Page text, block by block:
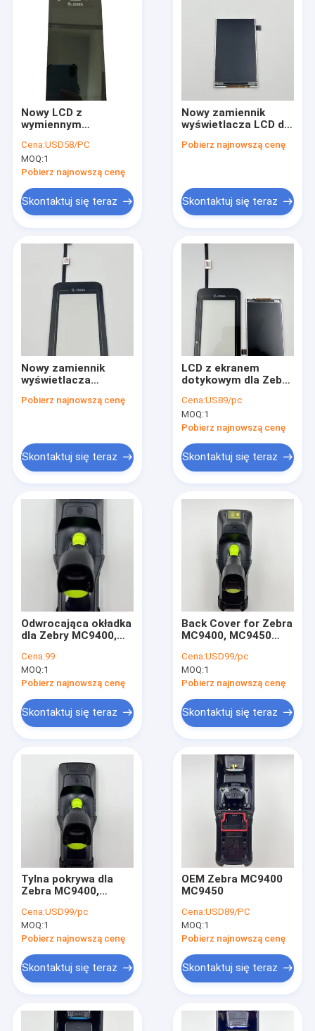
Produkty
O nas
Wycieczka po fabryce
Kontrola jakości
Poprosić o wycenę
Komputer mobilny Zebra
Honeywell Mobilny Komputer
Datalogic
Drukarki ZEBRA
Karty graficzne
Głowa drukarka
Komputery
Nowy LCD z
wymiennym
dotykowym dla Zebry
TC21 TC26 (z
otworem do kamery)
Cena:USD58/PC
MOQ:1
Pobierz najnowszą cenę
Skontaktuj się teraz
Nowy zamiennik
wyświetlacza LCD dla
Motorola MC9400
Pobierz najnowszą cenę
Skontaktuj się teraz
Nowy zamiennik
wyświetlacza
Zebra MC9400 MC94
Pobierz najnowszą cenę
Skontaktuj się teraz
LCD z ekranem
dotykowym dla Zebry
Cena:US89/pc
MOQ:1
Pobierz najnowszą cenę
Skontaktuj się teraz
Odwrocająca okładka
dla Zebry MC9400,
Cena:99
MOQ:1
Pobierz najnowszą cenę
Skontaktuj się teraz
Back Cover for Zebra
MC9400, MC9450
Cena:USD99/pc
MOQ:1
Pobierz najnowszą cenę
Skontaktuj się teraz
Tylna pokrywa dla
Zebra MC9400,
głośnikiem)
Cena:USD99/pc
MOQ:1
Pobierz najnowszą cenę
Skontaktuj się teraz
OEM Zebra MC9400
MC9450
Cena:USD89/PC
MOQ:1
Pobierz najnowszą cenę
Skontaktuj się teraz